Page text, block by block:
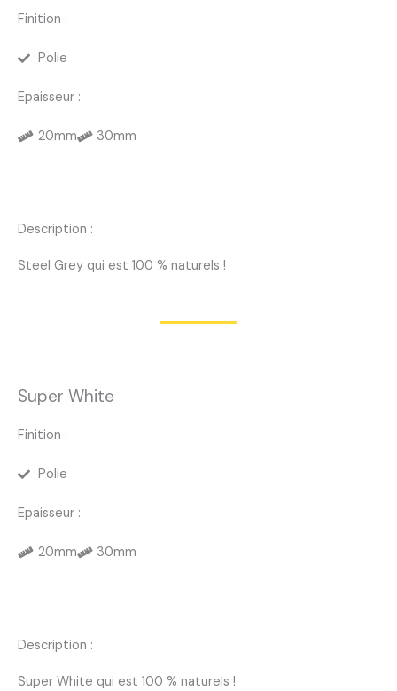
Finition :
Polie
Epaisseur :
20mm 30mm
Description :
Steel Grey qui est 100 % naturels !
Super White
Finition :
Polie
Epaisseur :
20mm 30mm
Description :
Super White qui est 100 % naturels !